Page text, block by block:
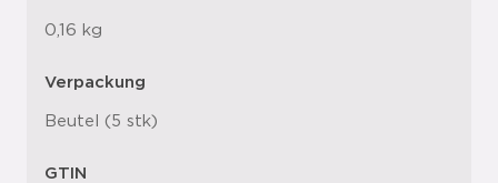
0,16 kg
Verpackung
Beutel (5 stk)
GTIN